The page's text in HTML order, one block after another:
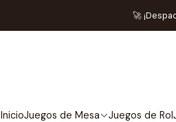
InicioJuegos de Mesa Juegos de Rol
🚀